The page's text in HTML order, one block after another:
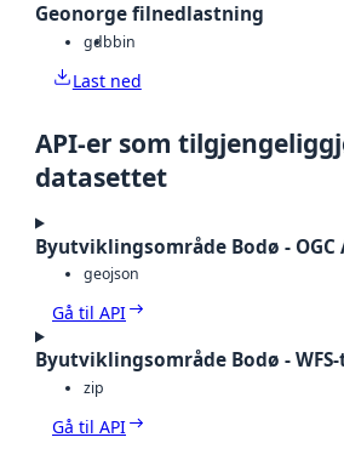
Geonorge filnedlastning
gdbbin
Last ned
API-er som
datasettet
Byutviklingsområde Bodø - OGC
geojson
Gå til API
Byutviklingsområde Bodø -
zip
Gå til API